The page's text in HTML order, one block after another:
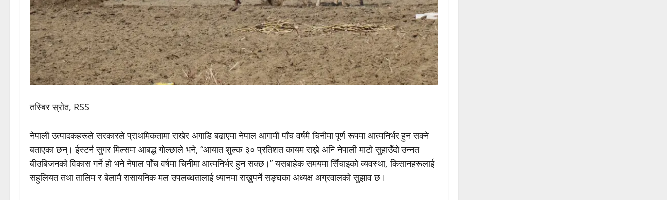
तस्बिर स्रोत, RSS
नेपाली उत्पादकहरूले सरकारले प्राथमिकतामा राखेर अगाडि बढाएमा नेपाल आगामी पाँच वर्षमै चिनीमा पूर्ण रूपमा आत्मनिर्भर हुन सक्ने
बताएका छन्। ईस्टर्न सुगर मिल्समा आबद्ध गोल्छाले भने, “आयात शुल्क ३० प्रतिशत कायम राख्ने अनि नेपाली माटो सुहाउँदो उन्नत
बीउबिजनको विकास गर्ने हो भने नेपाल पाँच वर्षमा चिनीमा आत्मनिर्भर हुन सक्छ।” यसबाहेक समयमा सिँचाइको व्यवस्था, किसानहरूलाई
सहुलियत तथा तालिम र बेलामै रासायनिक मल उपलब्धतालाई ध्यानमा राख्नुपर्ने सङ्घका अध्यक्ष अग्रवालको सुझाव छ।